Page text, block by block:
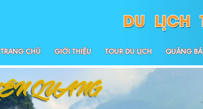
TRANG CHỦ GIỚI THIỆU TOUR DU LỊCH QUẢNG BÁ